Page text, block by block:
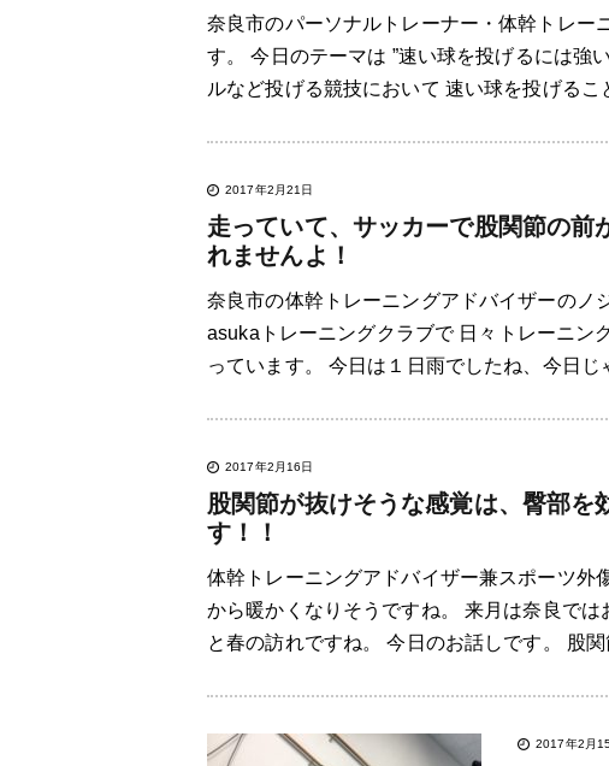
奈良市のパーソナルトレーナー・体幹トレー
す。 今日のテーマは ”速い球を投げるには強
ルなど投げる競技において 速い球を投げる
2017年2月21日
走っていて、サッカーで股関節の前
れませんよ！
奈良市の体幹トレーニングアドバイザーのノ
asukaトレーニングクラブで 日々トレーニン
っています。 今日は１日雨でしたね、今日
2017年2月16日
股関節が抜けそうな感覚は、臀部を
す！！
体幹トレーニングアドバイザー兼スポーツ外
から暖かくなりそうですね。 来月は奈良で
と春の訪れですね。 今日のお話しです。 股
2017年2月